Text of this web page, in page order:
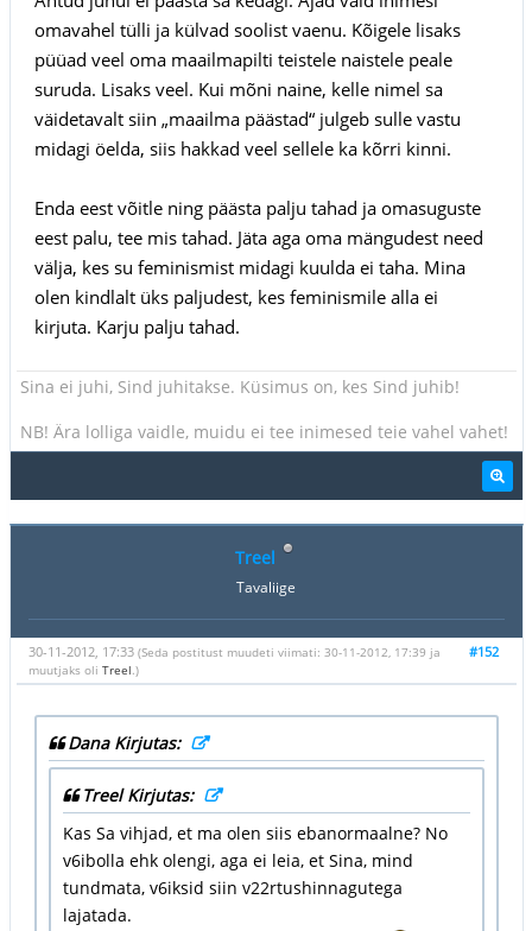
omavahel tülli ja külvad soolist vaenu. Kõigele lisaks
püüad veel oma maailmapilti teistele naistele peale
suruda. Lisaks veel. Kui mõni naine, kelle nimel sa
väidetavalt siin „maailma päästad“ julgeb sulle vastu
midagi öelda, siis hakkad veel sellele ka kõrri kinni.
Enda eest võitle ning päästa palju tahad ja omasuguste
eest palu, tee mis tahad. Jäta aga oma mängudest need
välja, kes su feminismist midagi kuulda ei taha. Mina
olen kindlalt üks paljudest, kes feminismile alla ei
kirjuta. Karju palju tahad.
Sina ei juhi, Sind juhitakse. Küsimus on, kes Sind juhib!
NB! Ära lolliga vaidle, muidu ei tee inimesed teie vahel vahet!
Treel
Tavaliige
#152
30-11-2012, 17:33 (Seda postitust muudeti viimati: 30-11-2012, 17:39 ja
muutjaks oli Treel .)
Dana Kirjutas:
Treel Kirjutas:
Kas Sa vihjad, et ma olen siis ebanormaalne? No
v6ibolla ehk olengi, aga ei leia, et Sina, mind
tundmata, v6iksid siin v22rtushinnagutega
lajatada.